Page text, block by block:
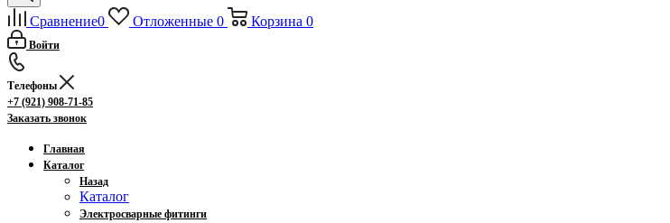
Сравнение0 Отложенные 0 Корзина 0
Войти
Телефоны
+7 (921) 908-71-85
Заказать звонок
Главная
Каталог
Назад
Каталог
Электросварные фитинги